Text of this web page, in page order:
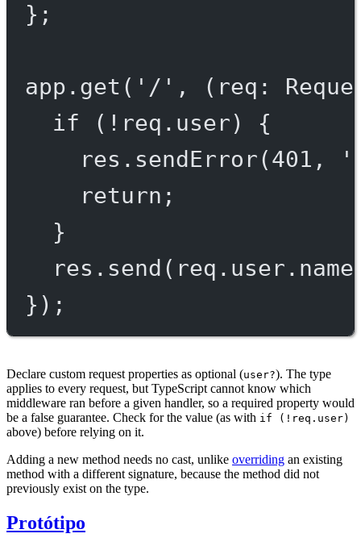
};
app. get ( '/' , ( req :
if ( ! req.user) {
res. sendError(401 ,
return ;
}
res. send
});
Declare custom request properties as optional (user?). The type
applies to every request, but TypeScript cannot know which
middleware ran before a given handler, so a required property would
be a false guarantee. Check for the value (as with if (!req.user)
above) before relying on it.
Adding a new method needs no cast, unlike overriding an existing
method with a different signature, because the method did not
previously exist on the type.
Protótipo